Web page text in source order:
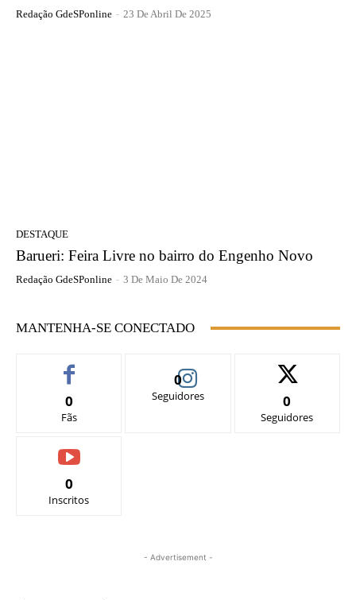
Redação GdeSPonline - 23 De Abril De 2025
DESTAQUE
Barueri: Feira Livre no bairro do Engenho Novo
Redação GdeSPonline - 3 De Maio De 2024
MANTENHA-SE CONECTADO
0
Fãs
0
Seguidores 0
Seguidores
0
Inscritos
- Advertisement -